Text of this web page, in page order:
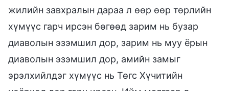
жилийн завхралын дараа л өөр өөр төрлийн
хүмүүс гарч ирсэн бөгөөд зарим нь бузар
диаволын эзэмшил дор, зарим нь муу ёрын
диаволын эзэмшил дор, амийн замыг
эрэлхийлдэг хүмүүс нь Төгс Хүчитийн